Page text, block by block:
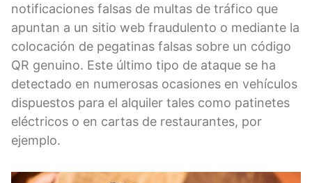
notificaciones falsas de multas de tráfico que
apuntan a un sitio web fraudulento o mediante la
colocación de pegatinas falsas sobre un código
QR genuino. Este último tipo de ataque se ha
detectado en numerosas ocasiones en vehículos
dispuestos para el alquiler tales como patinetes
eléctricos o en cartas de restaurantes, por
ejemplo.